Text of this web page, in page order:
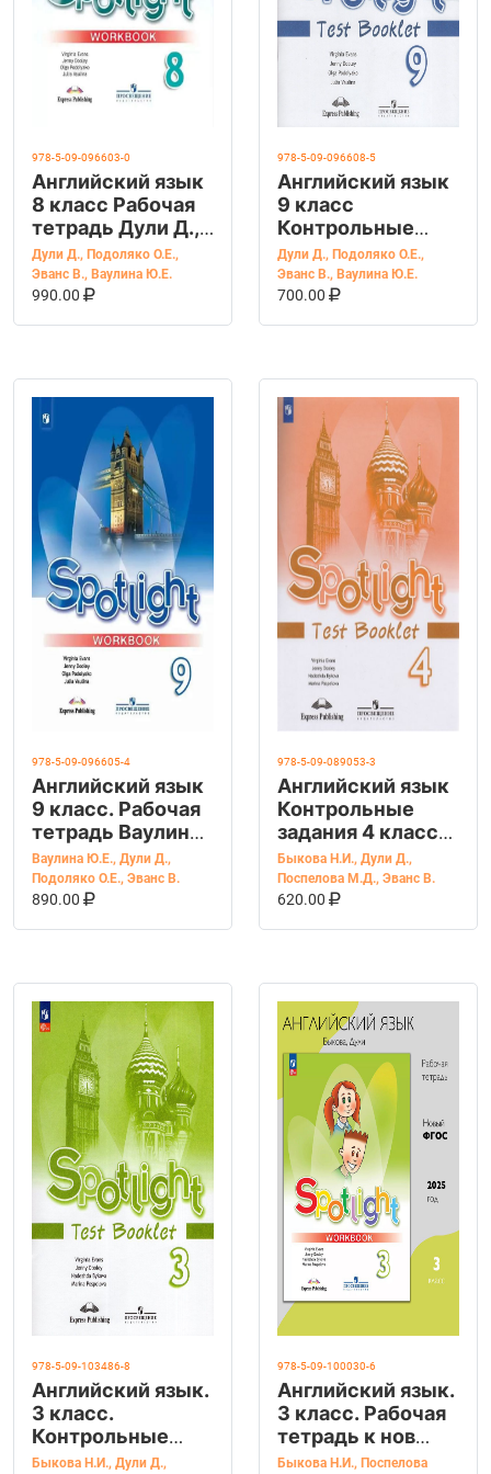
978-5-09-096603-0
Английский язык
8 класс Рабочая
тетрадь Дули Д.,
Подоляко О.Е.,
Эванс В., Ваулина
Ю.Е.
Дули Д., Подоляко О.Е.,
Эванс В., Ваулина Ю.Е.
990.00
В КОРЗИНУ
978-5-09-096608-5
Английский язык
9 класс
Контрольные
задания Дули Д.,
Подоляко О.Е.,
Эванс В., Ваулина
Ю.Е.
Дули Д., Подоляко О.Е.,
Эванс В., Ваулина Ю.Е.
700.00
В КОРЗИНУ
978-5-09-096605-4
Английский язык
9 класс. Рабочая
тетрадь Ваулина
Ю.Е., Дули Д.,
Подоляко О.Е.,
Эванс В.
Ваулина Ю.Е., Дули Д.,
Подоляко О.Е., Эванс В.
890.00
В КОРЗИНУ
978-5-09-089053-3
Английский язык
Контрольные
задания 4 класс
Быкова Н.И., Дули
Д., Поспелова
М.Д.
Быкова Н.И., Дули Д.,
Поспелова М.Д., Эванс В.
620.00
В КОРЗИНУ
978-5-09-103486-8
Английский язык.
3 класс.
Контрольные
задания Быкова
Быкова Н.И., Дули Д.,
978-5-09-100030-6
Английский язык.
3 класс. Рабочая
тетрадь к нов
ФПУ. Spotlight.
Быкова Н.И., Поспелова